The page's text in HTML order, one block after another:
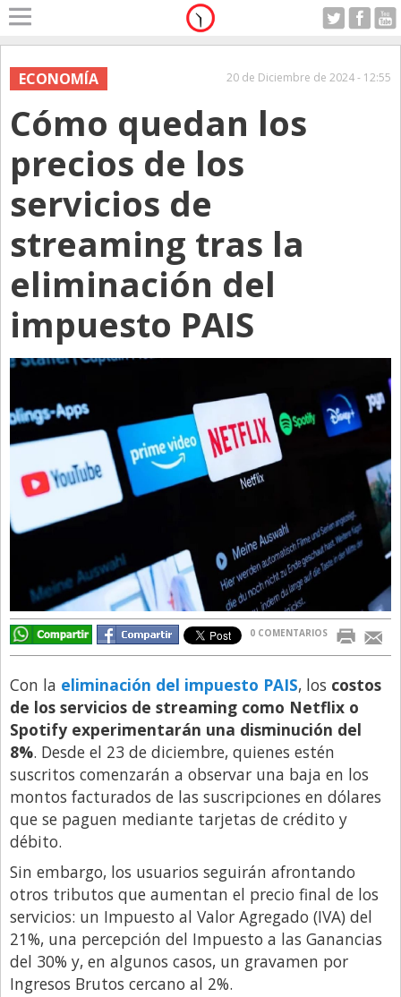
Home
A Motor
Alerta
Anticipo
Campo
Carrera & Emprendedores
Club House
Con Estilo
De Bolsillo
Diarios de Argentina
Directivos
Ecología y Ambiente
Economía
El Experto
El Precio Que Yo Ví
Entrevista
Entrevista Exclusiva
Gastronomia
Internacionales
La Opinión del Director
Legales
Libro de Quejas
Medios
Millonarios
Minuto Lanzamiento
Negocios
Opinion
ECONOMÍA 20 de Diciembre de 2024 - 12:55
Cómo quedan los
precios de los
servicios de
streaming tras la
eliminación del
impuesto PAIS
0 COMENTARIOS
Con la eliminación del impuesto PAIS, los costos
de los servicios de streaming como Netflix o
Spotify experimentarán una disminución del
8%. Desde el 23 de diciembre, quienes estén
suscritos comenzarán a observar una baja en los
montos facturados de las suscripciones en dólares
que se paguen mediante tarjetas de crédito y
débito.
Sin embargo, los usuarios seguirán afrontando
otros tributos que aumentan el precio final de los
servicios: un Impuesto al Valor Agregado (IVA) del
21%, una percepción del Impuesto a las Ganancias
del 30% y, en algunos casos, un gravamen por
Ingresos Brutos cercano al 2%.